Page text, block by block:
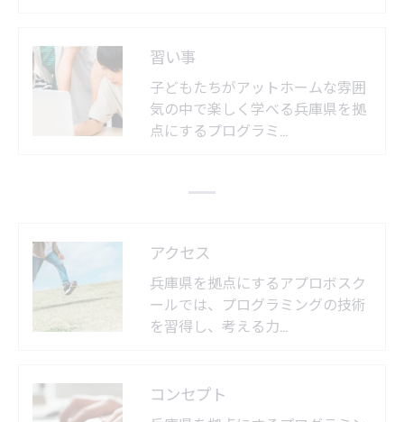
習い事
子どもたちがアットホームな雰囲
気の中で楽しく学べる兵庫県を拠
点にするプログラミ…
アクセス
兵庫県を拠点にするアプロボスク
ールでは、プログラミングの技術
を習得し、考える力…
コンセプト